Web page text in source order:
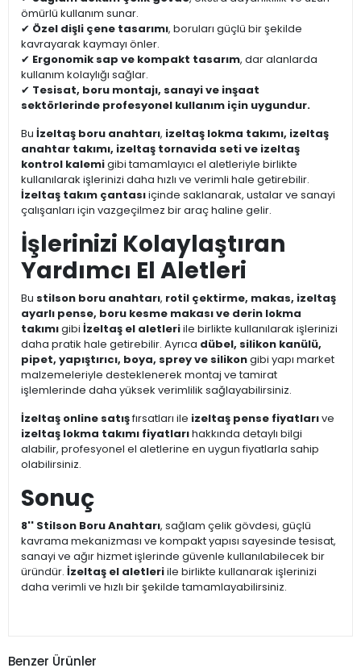
ömürlü kullanım sunar.
✔ Özel dişli çene tasarımı, boruları güçlü bir şekilde
kavrayarak kaymayı önler.
✔ Ergonomik sap ve kompakt tasarım, dar alanlarda
kullanım kolaylığı sağlar.
✔ Tesisat, boru montajı, sanayi ve inşaat
sektörlerinde profesyonel kullanım için uygundur.
Bu İzeltaş boru anahtarı, izeltaş lokma takımı, izeltaş
anahtar takımı, izeltaş tornavida seti ve izeltaş
kontrol kalemigibi tamamlayıcı el aletleriyle birlikte
kullanılarak işlerinizi daha hızlı ve verimli hale getirebilir.
İzeltaş takım çantasıiçinde saklanarak, ustalar ve sanayi
çalışanları için vazgeçilmez bir araç haline gelir.
İşlerinizi Kolaylaştıran
Yardımcı El Aletleri
Bu stilson boru anahtarı, rotil çektirme, makas, izeltaş
ayarlı pense, boru kesme makası ve derin lokma
takımıgibi İzeltaş el aletleriile birlikte kullanılarak işlerinizi
daha pratik hale getirebilir. Ayrıca dübel, silikon kanülü,
pipet, yapıştırıcı, boya, sprey ve silikongibi yapı market
malzemeleriyle desteklenerek montaj ve tamirat
işlemlerinde daha yüksek verimlilik sağlayabilirsiniz.
İzeltaş online satışfırsatları ile izeltaş pense fiyatlarıve
izeltaş lokma takımı fiyatlarıhakkında detaylı bilgi
alabilir, profesyonel el aletlerine en uygun fiyatlarla sahip
olabilirsiniz.
Sonuç
8'' Stilson Boru Anahtarı, sağlam çelik gövdesi, güçlü
kavrama mekanizması ve kompakt yapısı sayesinde tesisat,
sanayi ve ağır hizmet işlerinde güvenle kullanılabilecek bir
üründür. İzeltaş el aletleriile birlikte kullanarak işlerinizi
daha verimli ve hızlı bir şekilde tamamlayabilirsiniz.
Benzer Ürünler